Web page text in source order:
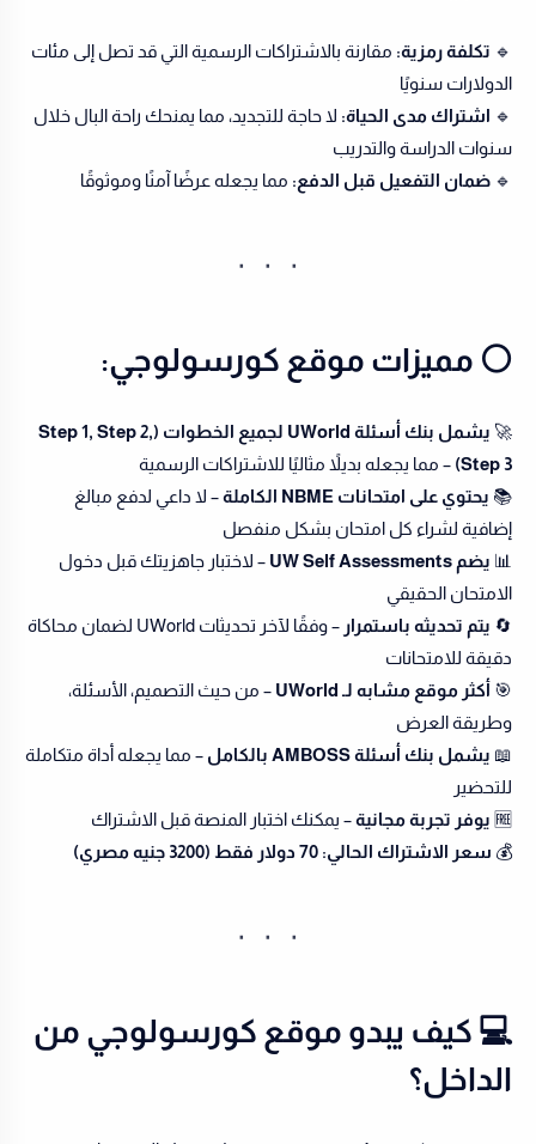
🔹 تكلفة رمزية: مقارنة بالاشتراكات الرسمية التي قد تصل إلى مئات
الدولارات سنويًا
🔹 اشتراك مدى الحياة: لا حاجة للتجديد، مما يمنحك راحة البال خلال
سنوات الدراسة والتدريب
🔹 ضمان التفعيل قبل الدفع: مما يجعله عرضًا آمنًا وموثوقًا
⚪️ مميزات موقع كورسولوجي:
🚀
يشمل بنك أسئلة UWorld لجميع الخطوات (Step 1, Step 2,
Step 3) – مما يجعله بديلاً مثاليًا للاشتراكات الرسمية
📚 يحتوي على امتحانات NBME الكاملة
– لا داعي لدفع مبالغ
إضافية لشراء كل امتحان بشكل منفصل
📊 يضم UW Self Assessments
– لاختبار جاهزيتك قبل دخول
الامتحان الحقيقي
🔄 يتم تحديثه باستمرار
– وفقًا لآخر تحديثات UWorld لضمان محاكاة
دقيقة للامتحانات
🎯 أكثر موقع مشابه لـ UWorld
– من حيث التصميم، الأسئلة،
وطريقة العرض
📖 يشمل بنك أسئلة AMBOSS بالكامل
– مما يجعله أداة متكاملة
للتحضير
🆓 يوفر تجربة مجانية– يمكنك اختبار المنصة قبل الاشتراك
💰 سعر الاشتراك الحالي: 70 دولار فقط (3200 جنيه مصري)
💻 كيف يبدو موقع كورسولوجي من
الداخل؟